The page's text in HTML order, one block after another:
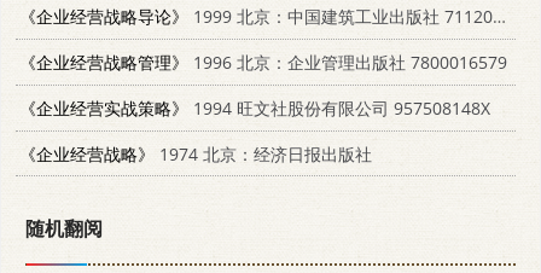
《企业经营战略导论》
1999 北京：中国建筑工业出版社 7112036895
《企业经营战略管理》
1996 北京：企业管理出版社 7800016579
《企业经营实战策略》
1994 旺文社股份有限公司 957508148X
《企业经营战略》
1974 北京：经济日报出版社
随机翻阅